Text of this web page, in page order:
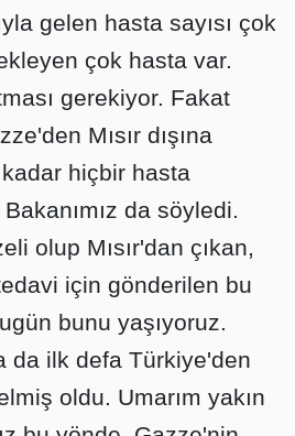
gelen hasta sayısı çok
çok hasta var.
gerekiyor. Fakat
Mısır dışına
hiçbir hasta
Bakanımız da söyledi.
olup Mısır'dan çıkan,
için gönderilen bu
bunu yaşıyoruz.
da ilk defa Türkiye'den
oldu. Umarım yakın